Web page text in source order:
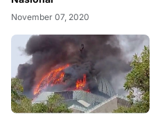
November 07, 2020